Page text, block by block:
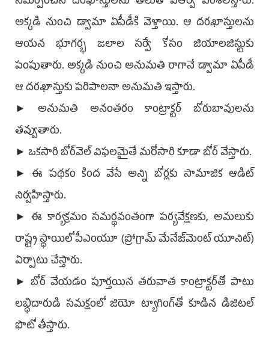
అక్కడి నుంచి డ్వామా ఏపీడీకి వెళ్తాయి. ఆ దరఖాస్తులను
ఆయన భూగర్భ జలాల సర్వే కోసం జియాలజిస్టుకు
పంపుతారు. అక్కడి నుంచి అనుమతి రాగానే డ్వామా ఏపీడీ
ఆ దరఖాస్తుకు పరిపాలనా అనుమతి ఇస్తారు.
► అనుమతి అనంతరం కాంట్రాక్టర్‌ బోరుబావులను
తవ్వుతారు.
► ఒకసారి బోర్‌వెల్‌ విఫలమైతే మరోసారి కూడా బోర్‌ వేస్తారు.
► ఈ పథకం కింద వేసే అన్ని బోర్లకు సామాజిక ఆడిట్‌
నిర్వహిస్తారు.
► ఈ కార్యక్రమం సమర్థవంతంగా పర్యవేక్షణకు, అమలుకు
రాష్ట్ర స్థాయిలో పీఎంయూ (ప్రోగ్రామ్‌ మేనేజ్‌మెంట్‌ యూనిట్‌)
ఏర్పాటు చేస్తారు.
► బోర్‌ వేయడం పూర్తయిన తరువాత కాంట్రాక్టర్‌తో పాటు
లబ్ధిదారుడి సమక్షంలో జియో ట్యాగింగ్‌తో కూడిన డిజిటల్‌
ఫొటో తీస్తారు.